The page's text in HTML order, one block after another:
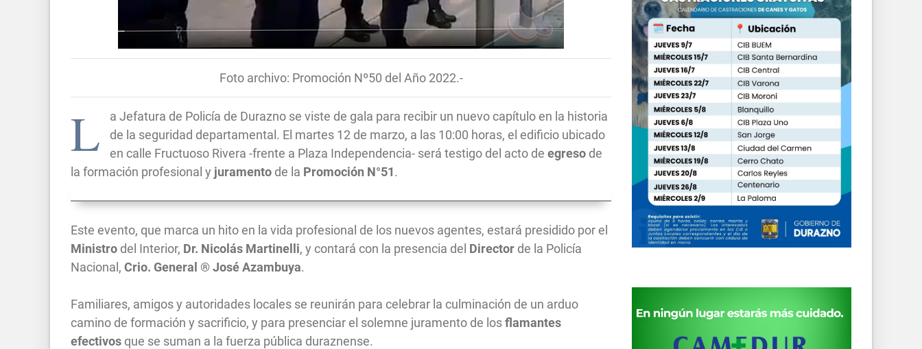
Foto archivo: Promoción Nº50 del Año 2022.-
L
a Jefatura de Policía de Durazno se viste de gala para recibir un nuevo capítulo en la historia
de la seguridad departamental. El martes 12 de marzo, a las 10:00 horas, el edificio ubicado
en calle Fructuoso Rivera -frente a Plaza Independencia- será testigo del acto de egreso de
la formación profesional y juramento de la Promoción N°51.
Este evento, que marca un hito en la vida profesional de los nuevos agentes, estará presidido por el
Ministro del Interior, Dr. Nicolás Martinelli, y contará con la presencia del Director de la Policía
Nacional, Crio. General ® José Azambuya.
Familiares, amigos y autoridades locales se reunirán para celebrar la culminación de un arduo
camino de formación y sacrificio, y para presenciar el solemne juramento de losflamantes
efectivos que se suman a la fuerza pública duraznense.